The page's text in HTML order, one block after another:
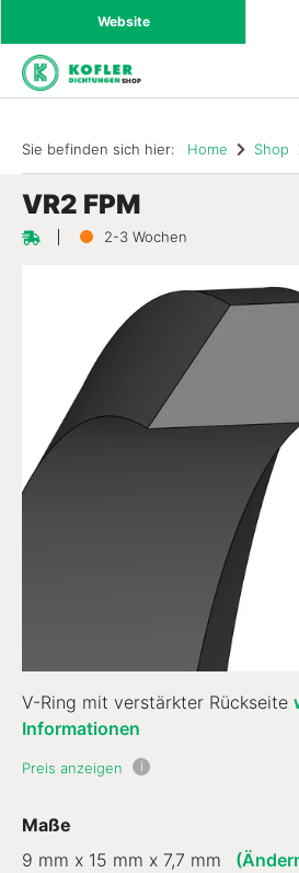
Website
SHOP
Sie befinden sich hier: Home Shop
VR2 FPM
2-3 Wochen
V-Ring mit verstärkter Rückseite
Informationen
Preis anzeigen i
Maße
9 mm x 15 mm x 7,7 mm